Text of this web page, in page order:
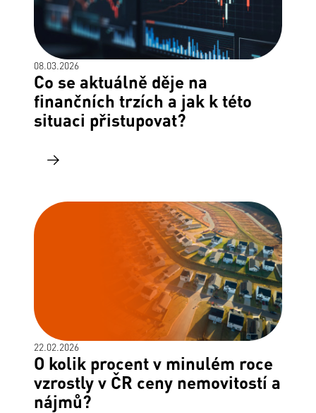
08.03.2026
Co se aktuálně děje na
finančních trzích a jak k této
situaci přistupovat?
22.02.2026
O kolik procent v minulém roce
vzrostly v ČR ceny nemovitostí a
nájmů?